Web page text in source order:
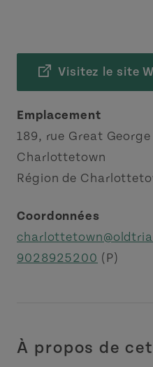
Visitez le site
Emplacement
189, rue Great George
Charlottetown
Région de
Coordonnées
9028925200 (P)
À propos de